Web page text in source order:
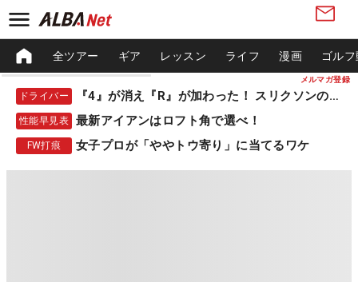
メルマガ登録
全ツアー ギア レッスン ライフ 漫画 ゴル
ドライバー 『4』が消え『R』が加わった！ スリクソンの新作
性能早見表 最新アイアンはロフト角で選べ！
FW打痕 女子プロが「ややトウ寄り」に当てるワケ